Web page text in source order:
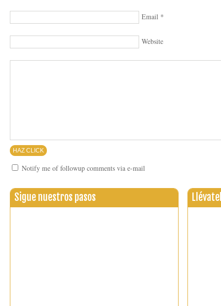
Email *
Website
Notify me of followup comments via e-mail
Sigue nuestros pasos